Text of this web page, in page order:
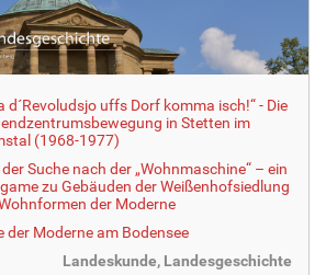
d´Revoludsjo uffs Dorf komma isch!“ - Die
in Stetten im
(1968-1977)
Suche nach der „Wohnmaschine“ – ein
zu Gebäuden der Weißenhofsiedlung
der Moderne
der Moderne am Bodensee
Landeskunde, Landesgeschichte